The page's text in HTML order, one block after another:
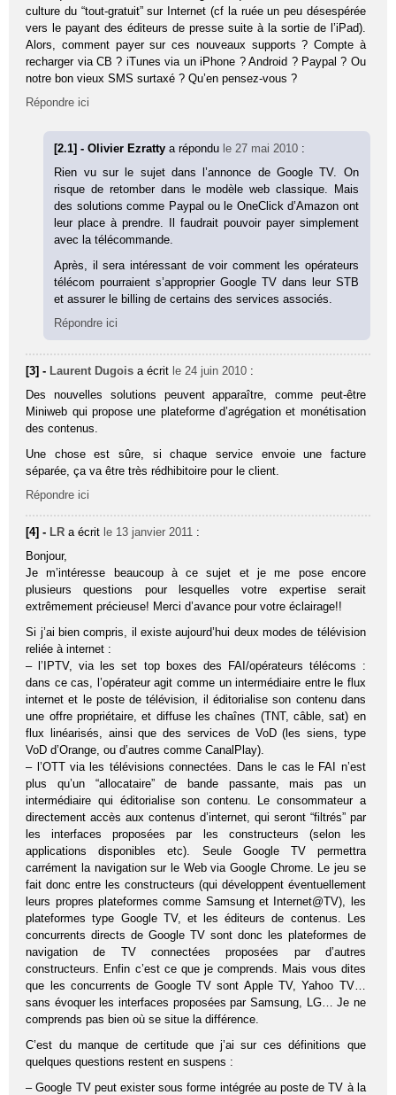
culture du “tout-gratuit” sur Internet (cf la ruée un peu désespérée
vers le payant des éditeurs de presse suite à la sortie de l’iPad).
Alors, comment payer sur ces nouveaux supports ? Compte à
recharger via CB ? iTunes via un iPhone ? Android ? Paypal ? Ou
notre bon vieux SMS surtaxé ? Qu’en pensez-vous ?
Répondre ici
[2.1] - Olivier Ezrattya répondu le 27 mai 2010 :
Rien vu sur le sujet dans l’annonce de Google TV. On
risque de retomber dans le modèle web classique. Mais
des solutions comme Paypal ou le OneClick d’Amazon ont
leur place à prendre. Il faudrait pouvoir payer simplement
avec la télécommande.
Après, il sera intéressant de voir comment les opérateurs
télécom pourraient s’approprier Google TV dans leur STB
et assurer le billing de certains des services associés.
Répondre ici
[3] - Laurent Dugois a écrit le 24 juin 2010 :
Des nouvelles solutions peuvent apparaître, comme peut-être
Miniweb qui propose une plateforme d’agrégation et monétisation
des contenus.
Une chose est sûre, si chaque service envoie une facture
séparée, ça va être très rédhibitoire pour le client.
Répondre ici
[4] - LR a écrit le 13 janvier 2011 :
Bonjour,
Je m’intéresse beaucoup à ce sujet et je me pose encore
plusieurs questions pour lesquelles votre expertise serait
extrêmement précieuse! Merci d’avance pour votre éclairage!!
Si j’ai bien compris, il existe aujourd’hui deux modes de télévision
reliée à internet :
– l’IPTV, via les set top boxes des FAI/opérateurs télécoms :
dans ce cas, l’opérateur agit comme un intermédiaire entre le flux
internet et le poste de télévision, il éditorialise son contenu dans
une offre propriétaire, et diffuse les chaînes (TNT, câble, sat) en
flux linéarisés, ainsi que des services de VoD (les siens, type
VoD d’Orange, ou d’autres comme CanalPlay).
– l’OTT via les télévisions connectées. Dans le cas le FAI n’est
plus qu’un “allocataire” de bande passante, mais pas un
intermédiaire qui éditorialise son contenu. Le consommateur a
directement accès aux contenus d’internet, qui seront “filtrés” par
les interfaces proposées par les constructeurs (selon les
applications disponibles etc). Seule Google TV permettra
carrément la navigation sur le Web via Google Chrome. Le jeu se
fait donc entre les constructeurs (qui développent éventuellement
leurs propres plateformes comme Samsung et Internet@TV), les
plateformes type Google TV, et les éditeurs de contenus. Les
concurrents directs de Google TV sont donc les plateformes de
navigation de TV connectées proposées par d’autres
constructeurs. Enfin c’est ce que je comprends. Mais vous dites
que les concurrents de Google TV sont Apple TV, Yahoo TV…
sans évoquer les interfaces proposées par Samsung, LG… Je ne
comprends pas bien où se situe la différence.
C’est du manque de certitude que j’ai sur ces définitions que
quelques questions restent en suspens :
– Google TV peut exister sous forme intégrée au poste de TV à la